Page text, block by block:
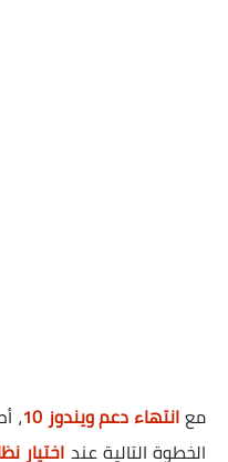
معانتهاء دعم ويندوز 10
،
الخطوة التالية عند اختيار